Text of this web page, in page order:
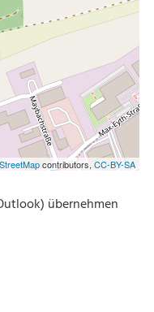
contributors, CC-BY-SA
übernehmen